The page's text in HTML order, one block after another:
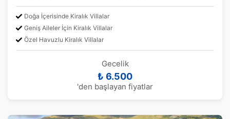
Doğa İçerisinde Kiralık Villalar
Geniş Aileler İçin Kiralık Villalar
Özel Havuzlu Kiralık Villalar
Gecelik
₺ 6.500
'den başlayan fiyatlar